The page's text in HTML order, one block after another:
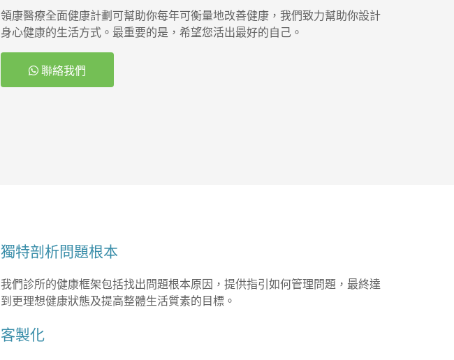
領康醫療全面健康計劃可幫助你每年可衡量地改善健康，我們致力幫助你設計
身心健康的生活方式。最重要的是，希望您活出最好的自己。
聯絡我們
獨特剖析問題根本
我們診所的健康框架包括找出問題根本原因，提供指引如何管理問題，最終達
到更理想健康狀態及提高整體生活質素的目標。
客製化